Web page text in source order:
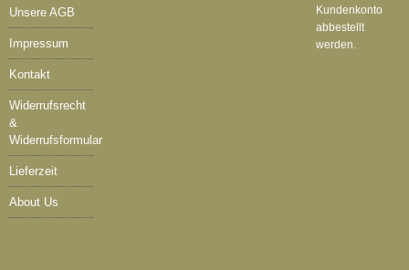
Unsere AGB
Impressum
Kontakt
Widerrufsrecht
&
Widerrufsformular
Lieferzeit
About Us
Kundenkonto
abbestellt
werden.